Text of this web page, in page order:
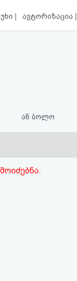
| ავტორიზაცია |
ან ბოლო